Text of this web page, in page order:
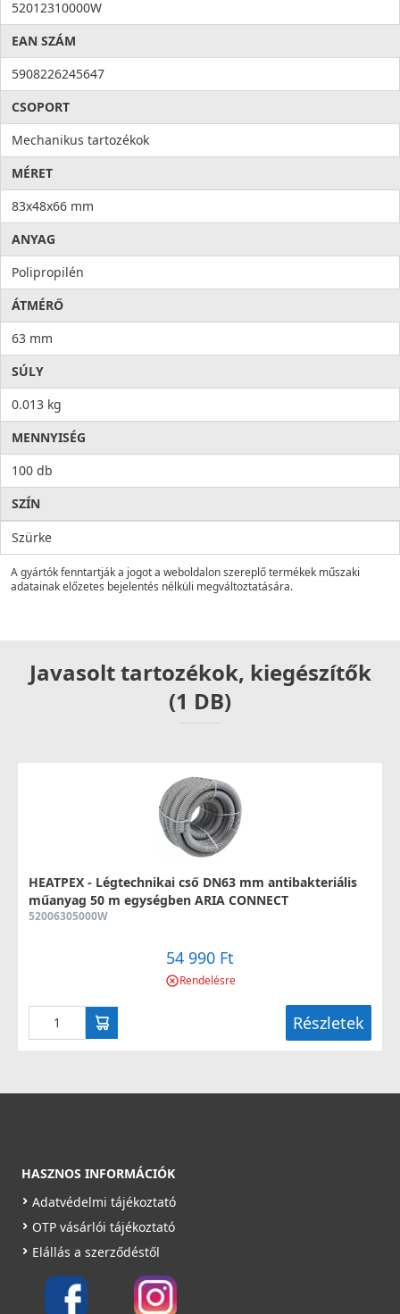
52012310000W
EAN SZÁM
5908226245647
CSOPORT
Mechanikus tartozékok
MÉRET
83x48x66 mm
ANYAG
Polipropilén
ÁTMÉRŐ
63 mm
SÚLY
0.013 kg
MENNYISÉG
100 db
SZÍN
Szürke
A gyártók fenntartják a jogot a weboldalon szereplő termékek műszaki
adatainak előzetes bejelentés nélküli megváltoztatására.
Javasolt tartozékok, kiegészítők
(1 DB)
HEATPEX - Légtechnikai cső DN63 mm antibakteriális
műanyag 50 m egységben ARIA CONNECT
52006305000W
54 990 Ft
Rendelésre
Részletek
HASZNOS INFORMÁCIÓK
Adatvédelmi tájékoztató
OTP vásárlói tájékoztató
Elállás a szerződéstől